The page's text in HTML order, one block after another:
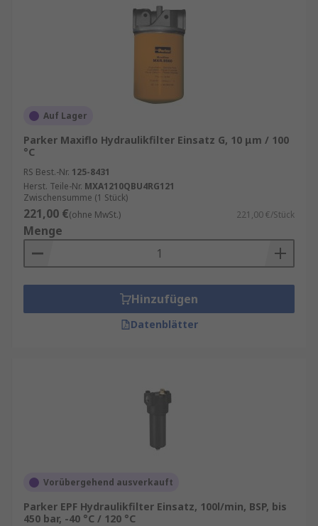
Auf Lager
Parker Maxiflo Hydraulikfilter Einsatz G, 10 μm / 100
°C
RS Best.-Nr. 125-8431
Herst. Teile-Nr. MXA1210QBU4RG121
Zwischensumme (1 Stück)
221,00 €(ohne MwSt.) 221,00 €/Stück
Menge
Hinzufügen
Datenblätter
Vorübergehend ausverkauft
Parker EPF Hydraulikfilter Einsatz, 100l/min, BSP, bis
450 bar, -40 °C / 120 °C